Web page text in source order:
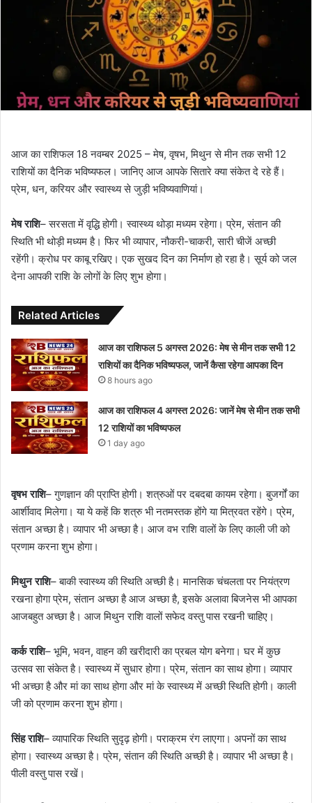
आज का राशिफल 18 नवम्बर 2025 – मेष, वृषभ, मिथुन से मीन तक सभी 12
राशियों का दैनिक भविष्यफल। जानिए आज आपके सितारे क्या संकेत दे रहे हैं।
प्रेम, धन, करियर और स्वास्थ्य से जुड़ी भविष्यवाणियां।
मेष राशि– सरसता में वृद्धि होगी। स्वास्थ्य थोड़ा मध्यम रहेगा। प्रेम, संतान की
स्थिति भी थोड़ी मध्यम है। फिर भी व्यापार, नौकरी-चाकरी, सारी चीजें अच्छी
रहेंगी। क्रोध पर काबू रखिए। एक सुखद दिन का निर्माण हो रहा है। सूर्य को जल
देना आपकी राशि के लोगों के लिए शुभ होगा।
Related Articles
आज का राशिफल 5 अगस्त 2026: मेष से मीन तक सभी 12
राशियों का दैनिक भविष्यफल, जानें कैसा रहेगा आपका दिन
8 hours ago
आज का राशिफल 4 अगस्त 2026: जानें मेष से मीन तक सभी
12 राशियों का भविष्यफल
1 day ago
वृषभ राशि– गुणज्ञान की प्राप्ति होगी। शत्रुओं पर दबदबा कायम रहेगा। बुजर्गों का
आर्शीवाद मिलेगा। या ये कहें कि शत्रु भी नतमस्तक होंगे या मित्रवत रहेंगे। प्रेम,
संतान अच्छा है। व्यापार भी अच्छा है। आज वभ राशि वालों के लिए काली जी को
प्रणाम करना शुभ होगा।
मिथुन राशि– बाकी स्वास्थ्य की स्थिति अच्छी है। मानसिक चंचलता पर नियंत्रण
रखना होगा प्रेम, संतान अच्छा है आज अच्छा है, इसके अलावा बिजनेस भी आपका
आजबहुत अच्छा है। आज मिथुन राशि वालों सफेद वस्तु पास रखनी चाहिए।
कर्क राशि– भूमि, भवन, वाहन की खरीदारी का प्रबल योग बनेगा। घर में कुछ
उत्सव सा संकेत है। स्वास्थ्य में सुधार होगा। प्रेम, संतान का साथ होगा। व्यापार
भी अच्छा है और मां का साथ होगा और मां के स्वास्थ्य में अच्छी स्थिति होगी। काली
जी को प्रणाम करना शुभ होगा।
सिंह राशि– व्यापारिक स्थिति सुदृढ़ होगी। पराक्रम रंग लाएगा। अपनों का साथ
होगा। स्वास्थ्य अच्छा है। प्रेम, संतान की स्थिति अच्छी है। व्यापार भी अच्छा है।
पीली वस्तु पास रखें।